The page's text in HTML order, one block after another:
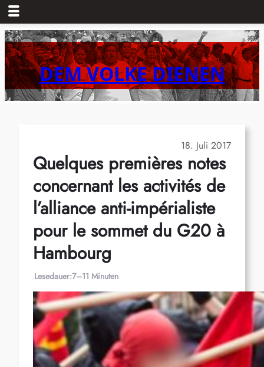
Zum
Inhalt
springenDEM VOLKE DIENEN
18. Juli 2017
Quelques premières notes
concernant les activités de
l’alliance anti-impérialiste
pour le sommet du G20 à
Hambourg
Lesedauer:7–11 Minuten